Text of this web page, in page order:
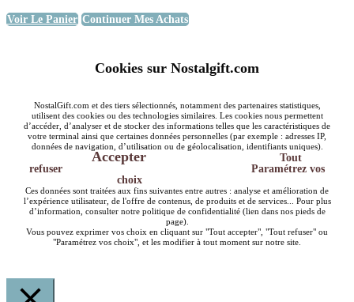
Voir Le Panier Continuer Mes Achats
Cookies sur Nostalgift.com
NostalGift.com et des tiers sélectionnés, notamment des partenaires statistiques,
utilisent des cookies ou des technologies similaires. Les cookies nous permettent
d’accéder, d’analyser et de stocker des informations telles que les caractéristiques de
votre terminal ainsi que certaines données personnelles (par exemple : adresses IP,
données de navigation, d’utilisation ou de géolocalisation, identifiants uniques).
Accepter
Tout
refuser
Paramétrez vos
choix
Ces données sont traitées aux fins suivantes entre autres : analyse et amélioration de
l’expérience utilisateur, de l'offre de contenus, de produits et de services... Pour plus
d’information, consulter notre politique de confidentialité (lien dans nos pieds de
page).
Vous pouvez exprimer vos choix en cliquant sur "Tout accepter", "Tout refuser" ou
"Paramétrez vos choix", et les modifier à tout moment sur notre site.